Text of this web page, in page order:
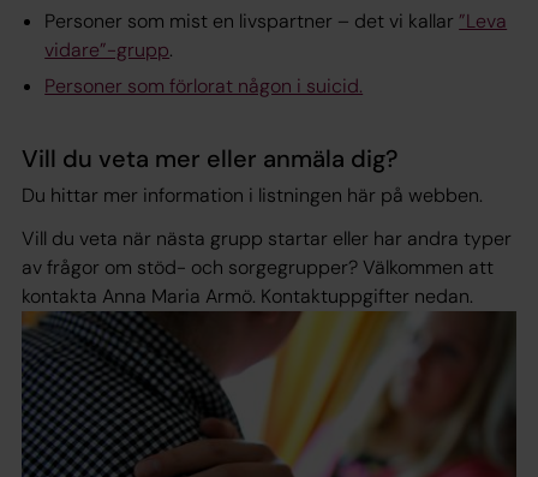
Personer som mist en livspartner – det vi kallar ”Leva
vidare”-grupp.
Personer som förlorat någon i suicid.
Vill du veta mer eller anmäla dig?
Du hittar mer information i listningen här på webben.
Vill du veta när nästa grupp startar eller har andra typer
av frågor om stöd- och sorgegrupper? Välkommen att
kontakta Anna Maria Armö. Kontaktuppgifter nedan.